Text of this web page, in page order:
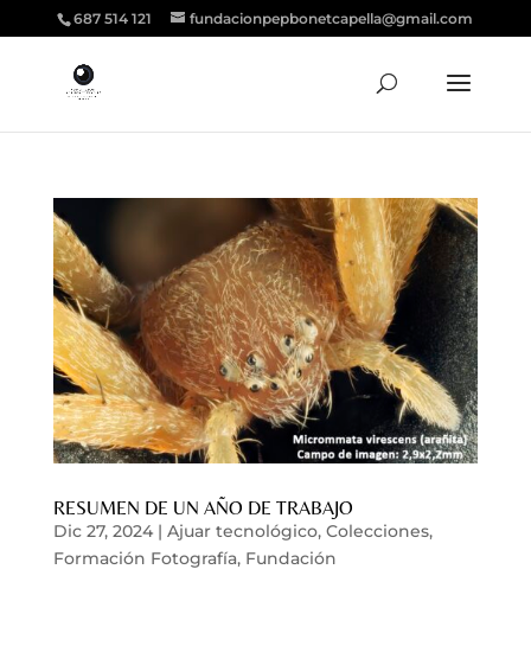
687 514 121 fundacionpepbonetcapella@gmail.com
RESUMEN DE UN AÑO DE TRABAJO
Dic 27, 2024| Ajuar tecnológico, Colecciones,
Formación Fotografía, Fundación